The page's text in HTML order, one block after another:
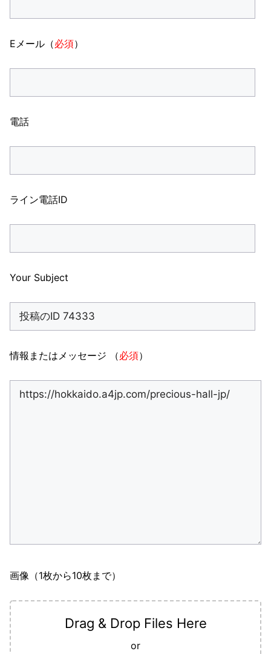
Eメール（必須）
電話
ライン電話ID
Your Subject
情報またはメッセージ （必須）
画像（1枚から10枚まで）
Drag & Drop Files Here
or